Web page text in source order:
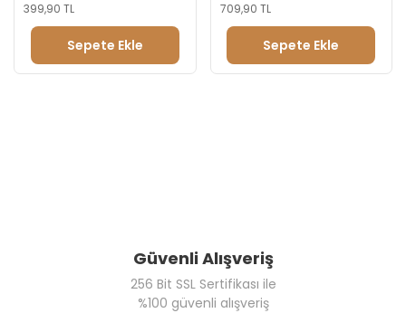
399,90 TL
Sepete Ekle
709,90 TL
Sepete Ekle
Güvenli Alışveriş
256 Bit SSL Sertifikası ile
%100 güvenli alışveriş